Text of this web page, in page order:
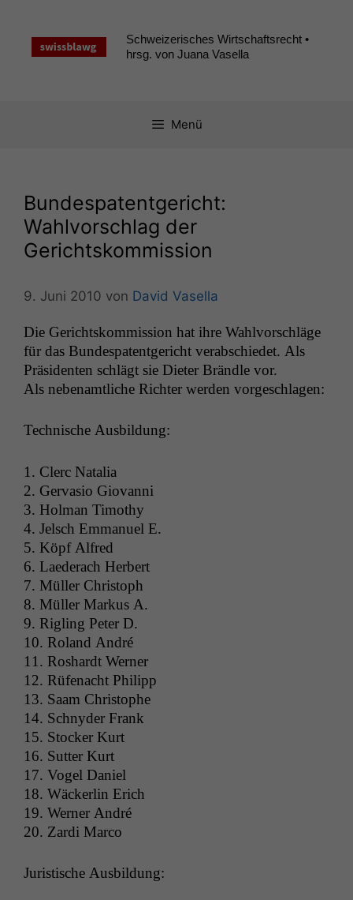
springen
Schweizerisches Wirtschaftsrecht •
hrsg. von Juana Vasella
Menü
Bundespatentgericht:
Wahlvorschlag der
Gerichtskommission
9. Juni 2010 von David Vasella
Die Gericht­skom­mis­sion hat ihre Wahlvorschläge
für das Bun­despatent­gericht ver­ab­schiedet. Als
Präsi­den­ten schlägt sie Dieter Brän­dle vor.
Als nebe­namtliche Richter wer­den vorgeschlagen:
Tech­nis­che Ausbildung:
1. Clerc Natalia
2. Ger­va­sio Giovanni
3. Hol­man Timothy
4. Jelsch Emmanuel E.
5. Köpf Alfred
6. Laed­er­ach Herbert
7. Müller Christoph
8. Müller Markus A.
9. Rigling Peter D.
10. Roland André
11. Roshardt Werner
12. Rüfe­nacht Philipp
13. Saam Christophe
14. Schny­der Frank
15. Stock­er Kurt
16. Sut­ter Kurt
17. Vogel Daniel
18. Wäck­er­lin Erich
19. Wern­er André
20. Zar­di Marco
Juris­tis­che Ausbildung: